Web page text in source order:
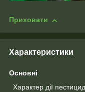
Приховати
Характеристики
Основні
Характер дії